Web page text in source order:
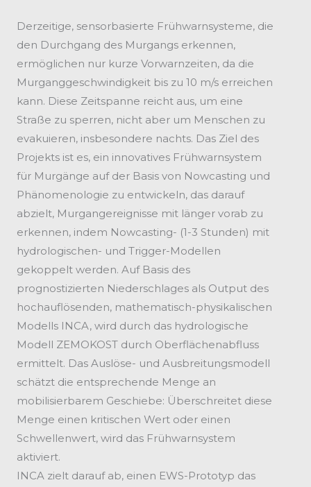
Derzeitige, sensorbasierte Frühwarnsysteme, die
den Durchgang des Murgangs erkennen,
ermöglichen nur kurze Vorwarnzeiten, da die
Murganggeschwindigkeit bis zu 10 m/s erreichen
kann. Diese Zeitspanne reicht aus, um eine
Straße zu sperren, nicht aber um Menschen zu
evakuieren, insbesondere nachts. Das Ziel des
Projekts ist es, ein innovatives Frühwarnsystem
für Murgänge auf der Basis von Nowcasting und
Phänomenologie zu entwickeln, das darauf
abzielt, Murgangereignisse mit länger vorab zu
erkennen, indem Nowcasting- (1-3 Stunden) mit
hydrologischen- und Trigger-Modellen
gekoppelt werden. Auf Basis des
prognostizierten Niederschlages als Output des
hochauflösenden, mathematisch-physikalischen
Modells INCA, wird durch das hydrologische
Modell ZEMOKOST durch Oberflächenabfluss
ermittelt. Das Auslöse- und Ausbreitungsmodell
schätzt die entsprechende Menge an
mobilisierbarem Geschiebe: Überschreitet diese
Menge einen kritischen Wert oder einen
Schwellenwert, wird das Frühwarnsystem
aktiviert.
INCA zielt darauf ab, einen EWS-Prototyp das